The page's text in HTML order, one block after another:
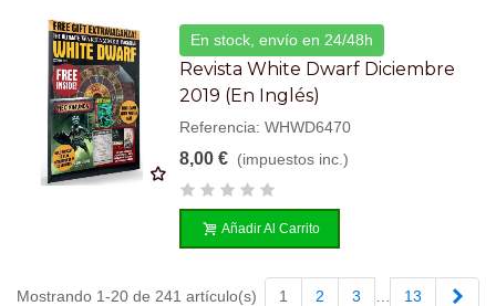
En stock, envío en 24/48h
Revista White Dwarf Diciembre
2019 (en Inglés)
Referencia: WHWD6470
8,00 € (impuestos inc.)
Añadir Al Carrito
Mostrando 1-20 de 241 artículo(s) 1 2 3 13